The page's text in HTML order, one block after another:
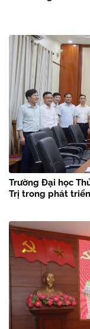
Trường Đại học
Trị trong phát